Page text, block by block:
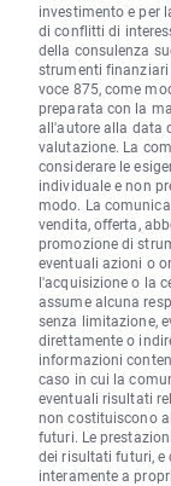
investimento e per
di conflitti di
della consulenza
strumenti
voce 875, come
preparata con la
all'autore alla data
valutazione. La
considerare le
individuale e non
modo. La
vendita, offerta,
promozione di
eventuali azioni o
l'acquisizione o la
assume alcuna
senza limitazione,
direttamente o
informazioni
caso in cui la
eventuali risultati
non costituiscono
futuri. Le
dei risultati futuri, e
interamente a